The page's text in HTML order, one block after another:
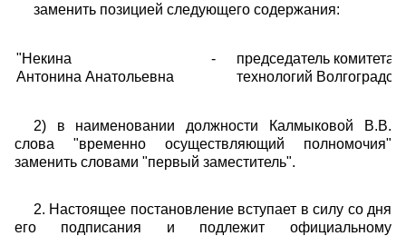
заменить позицией следующего содержания:
"Некина
Антонина Анатольевна
-
председатель
технологий
2) в наименовании должности Калмыковой В.В.
слова "временно осуществляющий полномочия"
заменить словами "первый заместитель".
2. Настоящее постановление вступает в силу со дня
его подписания и подлежит официальному